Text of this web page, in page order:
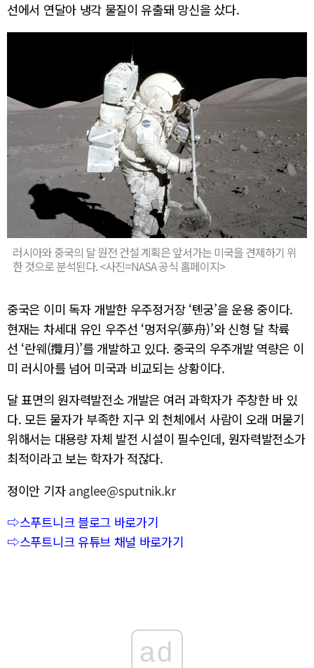
선에서 연달아 냉각 물질이 유출돼 망신을 샀다.
러시아와 중국의 달 원전 건설 계획은 앞서가는 미국을 견제하기 위
한 것으로 분석된다. <사진=NASA 공식 홈페이지>
중국은 이미 독자 개발한 우주정거장 ‘톈궁’을 운용 중이다.
현재는 차세대 유인 우주선 ‘멍저우(夢舟)’와 신형 달 착륙
선 ‘란웨(攬月)’를 개발하고 있다. 중국의 우주개발 역량은 이
미 러시아를 넘어 미국과 비교되는 상황이다.
달 표면의 원자력발전소 개발은 여러 과학자가 주창한 바 있
다. 모든 물자가 부족한 지구 외 천체에서 사람이 오래 머물기
위해서는 대용량 자체 발전 시설이 필수인데, 원자력발전소가
최적이라고 보는 학자가 적잖다.
정이안 기자 anglee@sputnik.kr
⇨스푸트니크 블로그 바로가기
⇨스푸트니크 유튜브 채널 바로가기
ad